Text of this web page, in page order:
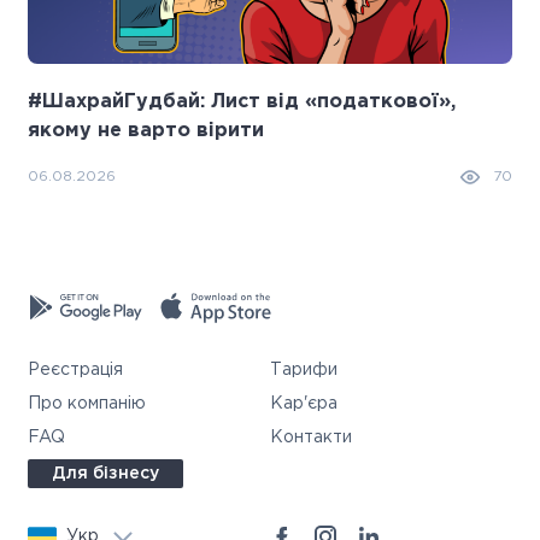
#ШахрайГудбай: Лист від «податкової»,
якому не варто вірити
06.08.2026 70
Реєстрація Тарифи
Про компанію Кар'єра
FAQ Контакти
Для бізнесу
Укр